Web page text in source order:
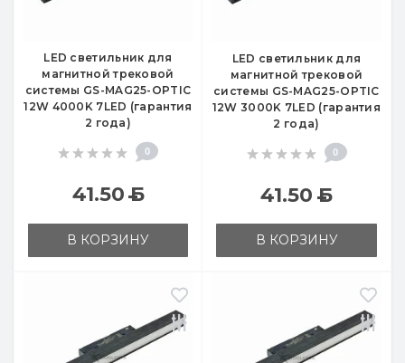
LED светильник для
магнитной трековой
системы GS-MAG25-OPTIC
12W 4000K 7LED (гарантия
2 года)
0
41.50Б
В КОРЗИНУ
LED светильник для
магнитной трековой
системы GS-MAG25-OPTIC
12W 3000K 7LED (гарантия
2 года)
0
41.50Б
В КОРЗИНУ